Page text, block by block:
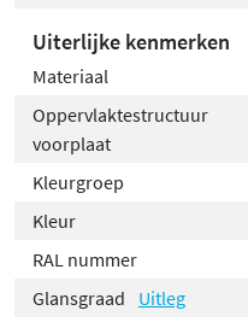
Uiterlijke kenmerken
Materiaal
Oppervlaktestructuur
voorplaat
Kleurgroep
Kleur
RAL nummer
Glansgraad
Uitleg